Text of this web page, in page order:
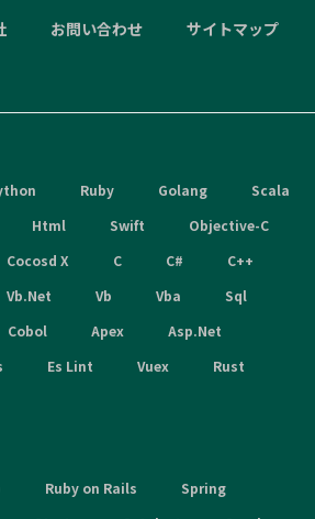
お問い合わせ
サイトマップ
Ruby Golang
Scala
Html Swift
Objective-C
Cocosd X C C#
C++
Vb.Net Vb Vba
Sql
Cobol Apex
Asp.Net
Es Lint Vuex
Rust
Ruby on Rails
Spring